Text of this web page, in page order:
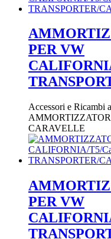
PER VW
Accessori e Ricambi
CARAVELLE
PER VW